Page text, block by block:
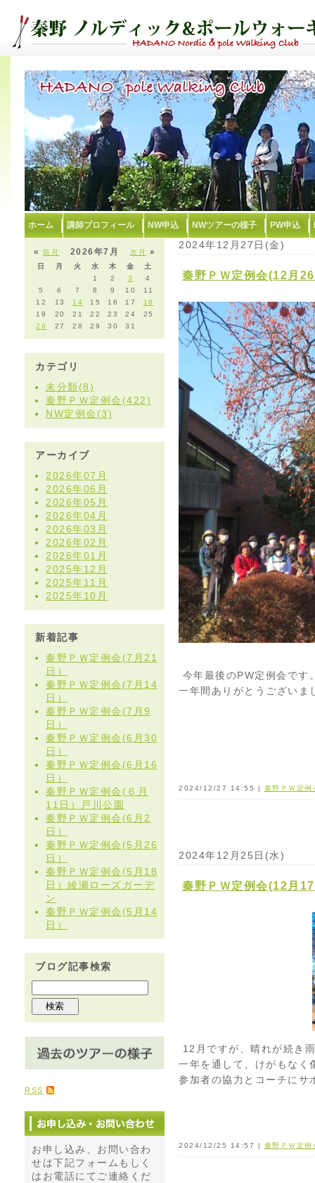
ホーム 講師プロフィール NW申込 NWツアーの様子 PW申込
«前月 次月 »
2026年7月
日 月 火 水 木 金
土
1
2 3
4
5
6 7 8 9 10
11
12
13 14 15 16 17
18
19
20 21 22 23 24
25
26
27 28 29 30 31
カテゴリ
未分類(8)
秦野ＰＷ定例会(422)
NW定例会(3)
アーカイブ
2026年07月
2026年06月
2026年05月
2026年04月
2026年03月
2026年02月
2026年01月
2025年12月
2025年11月
2025年10月
新着記事
秦野ＰＷ定例会(7月21
日）
秦野ＰＷ定例会(7月14
日）
秦野ＰＷ定例会(7月9
日）
秦野ＰＷ定例会(6月30
日）
秦野ＰＷ定例会(6月16
日）
秦野ＰＷ定例会(６月
11日）戸川公園
秦野ＰＷ定例会(6月2
日）
秦野ＰＷ定例会(5月26
日）
秦野ＰＷ定例会(5月18
日）綾瀬ローズガーデ
ン
秦野ＰＷ定例会(5月14
日）
ブログ記事検索
RSS
お申し込み、お問い合わ
せは下記フォームもしく
はお電話にてご連絡くだ
2024年12月27日(金)
秦野ＰＷ定例会(12月
今年最後のPW定例会です
一年間ありがとうございま
2024/12/27 14:55 | 秦野ＰＷ定例
2024年12月25日(水)
秦野ＰＷ定例会(12月
12月ですが、晴れが続き
一年を通して、けがもなく
参加者の協力とコーチにサ
2024/12/25 14:57 | 秦野ＰＷ定例